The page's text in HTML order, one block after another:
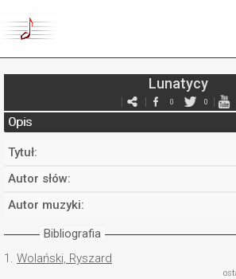
Lunatycy
0 0
Opis
Tytuł:
Autor słów:
Autor muzyki:
Bibliografia
1. Wolański, Ryszard